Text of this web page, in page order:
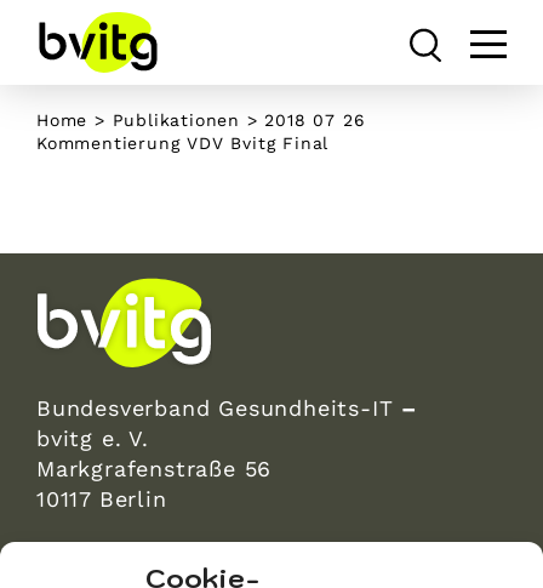
Cookie-
content
Home > Publikationen >2018 07 26
Kommentierung VDV Bvitg Final
Bundesverband Gesundheits-IT –
bvitg e. V.
Markgrafenstraße 56
10117 Berlin